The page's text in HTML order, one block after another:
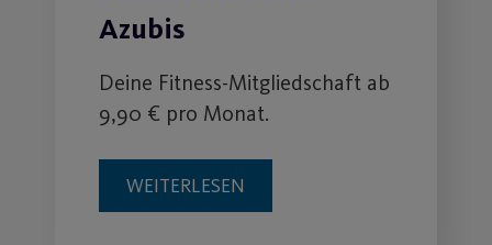
Azubis
Deine Fitness-Mitgliedschaft ab
9,90 € pro Monat.
WEITERLESEN